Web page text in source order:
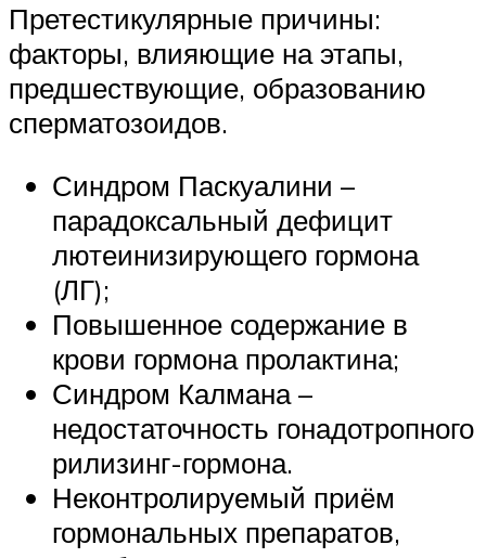
Претестикулярные причины:
факторы, влияющие на этапы,
предшествующие, образованию
сперматозоидов.
Синдром Паскуалини –
парадоксальный дефицит
лютеинизирующего гормона
(ЛГ);
Повышенное содержание в
крови гормона пролактина;
Синдром Калмана –
недостаточность гонадотропного
рилизинг-гормона.
Неконтролируемый приём
гормональных препаратов,